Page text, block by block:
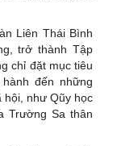
Liên Thái Bình
trở thành Tập
chỉ đặt mục tiêu
đến những
hội, như Qũy học
Trường Sa thân